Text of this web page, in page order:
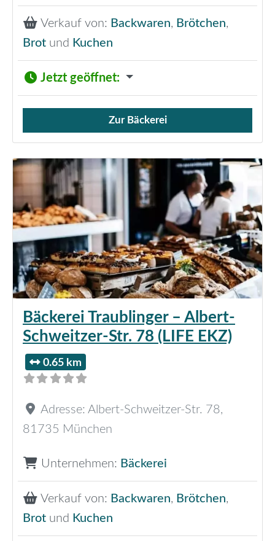
Verkauf von: Backwaren, Brötchen,
Brot und Kuchen
Jetzt geöffnet:
Verkauf von Brötchen,
Zur Bäckerei
Bäckerei Traublinger – Albert-
Schweitzer-Str. 78 (LIFE EKZ)
0.65 km
Adresse: Albert-Schweitzer-Str. 78,
81735 München
Unternehmen: Bäckerei
Verkauf von: Backwaren, Brötchen,
Brot und Kuchen